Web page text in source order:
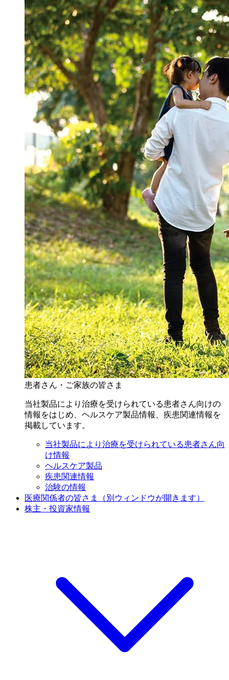
患者さん・ご家族の皆さま
当社製品により治療を受けられている患者さん向けの
情報をはじめ、ヘルスケア製品情報、疾患関連情報を
掲載しています。
当社製品により治療を受けられている患者さん向
け情報
ヘルスケア製品
疾患関連情報
治験の情報
医療関係者の皆さま
（別ウィンドウが開きます）
株主・投資家情報